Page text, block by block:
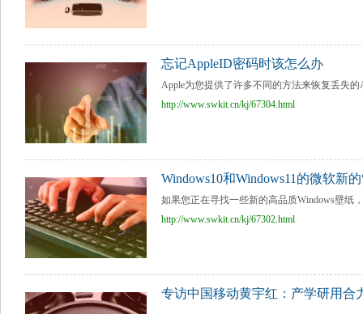
忘记AppleID密码时该怎么办
Apple为您提供了许多不同的方法来恢复丢失
http://www.swkit.cn/kj/67304.html
Windows10和Windows11的微软新
如果您正在寻找一些新的高品质Windows壁纸
http://www.swkit.cn/kj/67302.html
专访中国移动黄宇红：产学研用合